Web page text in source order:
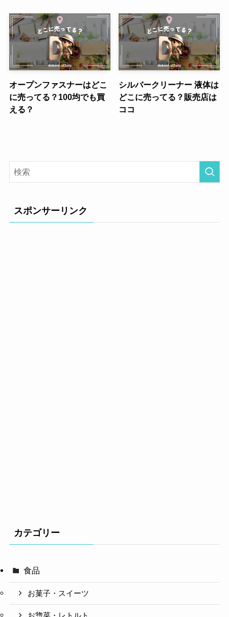
オープンファスナーはどこ
に売ってる？100均でも買
える？
シルバークリーナー 液体は
どこに売ってる？販売店は
ココ
スポンサーリンク
カテゴリー
食品
お菓子・スイーツ